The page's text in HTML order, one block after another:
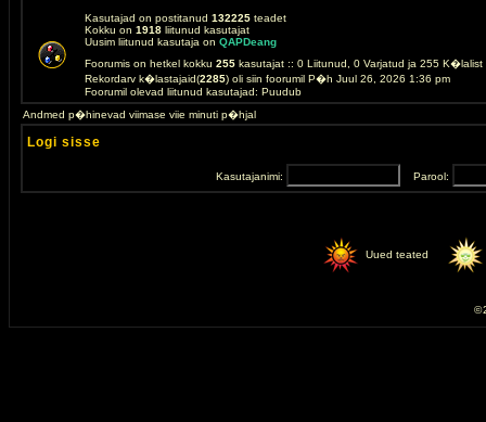
Kasutajad on postitanud 132225 teadet
Kokku on 1918 liitunud kasutajat
Uusim liitunud kasutaja on QAPDeang
Foorumis on hetkel kokku 255 kasutajat :: 0 Liitunud, 0 Varjatud ja 255
Rekordarv k�lastajaid(2285) oli siin foorumil P�h Juul 26, 2026 1:36 pm
Foorumil olevad liitunud kasutajad: Puudub
Andmed p�hinevad viimase viie minuti p�hjal
Logi sisse
Kasutajanimi: Parool:
Uued teated
©